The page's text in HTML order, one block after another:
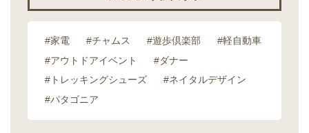
#家電 #チャムス #遊歩倶楽部
#軽自動車
#アウトドアイベント
#ダナー
#トレッキングシューズ
#ネイタルデザイン
#パタゴニア